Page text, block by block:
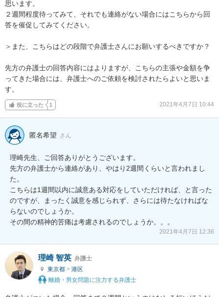
思います。
２週間程度待ってみて、それでも連絡がない場合にはこちらから回
答を催促してみてください。
＞また、こちらはどの段階で弁護士さんにお願いするべきですか？
先方の弁護士の回答内容にはよりますが、こちらの主張や金額を争
ってきた場合には、弁護士へのご依頼を検討されたらよいと思いま
す。
役に立った 1 2021年4月7日 10:44
匿名希望 さん
理崎先生、ご回答ありがとうございます。
先方の弁護士から連絡があり、やはり2週間くらいと言われまし
た。
こちらは1週間以内に誠意ある対応をしていただければ、と言った
のですが、まったく誠意を感じられず、さらには待たなければな
らないのでしょうか。
2021年4月7日 12:36
理崎 智英 弁護士
東京都 > 港区
離婚・男女問題に注力する弁護士